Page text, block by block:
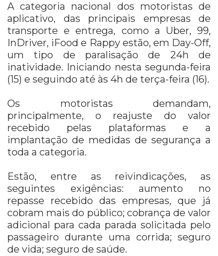
A categoria nacional dos motoristas de
aplicativo, das principais empresas de
transporte e entrega, como a Uber, 99,
InDriver, iFood e Rappy estão, em Day-Off,
um tipo de paralisação de 24h de
inatividade. Iniciando nesta segunda-feira
(15) e seguindo até às 4h de terça-feira (16).
Os motoristas demandam,
principalmente, o reajuste do valor
recebido pelas plataformas e a
implantação de medidas de segurança a
toda a categoria.
Estão, entre as reivindicações, as
seguintes exigências: aumento no
repasse recebido das empresas, que já
cobram mais do público; cobrança de valor
adicional para cada parada solicitada pelo
passageiro durante uma corrida; seguro
de vida; seguro de saúde.